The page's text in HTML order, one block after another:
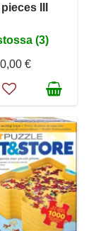
III
(3)
€